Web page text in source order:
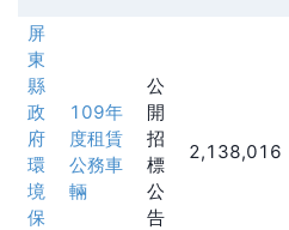
屏
東
縣
政
府
環
境
保
109年
度租賃
公務車
輛
公
開
招
標
公
告
2,138,016